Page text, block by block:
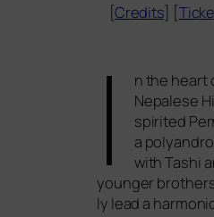
[Credits] [
I
n the heart
Nepalese
spi­ri­ted
a
with Tashi
youn­ger
ly lead a